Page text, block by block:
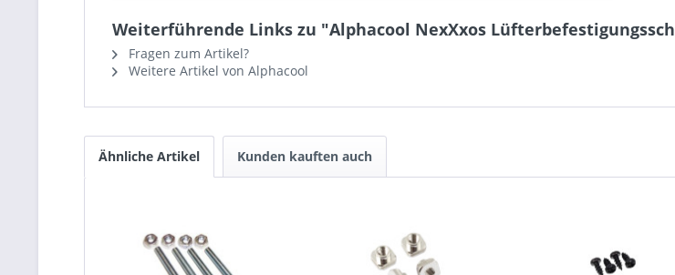
Weiterführende Links zu "Alphacool NexXxos
Fragen zum Artikel?
Weitere Artikel von Alphacool
Ähnliche Artikel Kunden kauften auch